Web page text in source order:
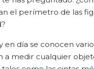
el perímetro de las
en día se conocen
a medir cualquier